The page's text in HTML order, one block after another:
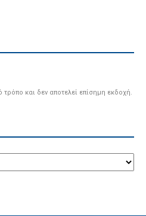
και δεν αποτελεί επίσημη εκδοχή.